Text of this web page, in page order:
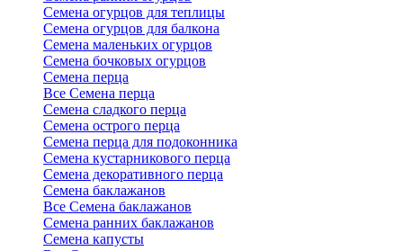
Семена огурцов для теплицы
Семена огурцов для балкона
Семена маленьких огурцов
Семена бочковых огурцов
Семена перца
Все Семена перца
Семена сладкого перца
Семена острого перца
Семена перца для подоконника
Семена кустарникового перца
Семена декоративного перца
Семена баклажанов
Все Семена баклажанов
Семена ранних баклажанов
Семена капусты